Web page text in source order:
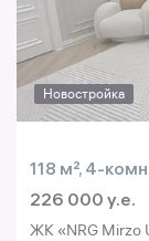
Новостройка
118 м², 4-
226 000 y.e.
ЖК «NRG Mirzo